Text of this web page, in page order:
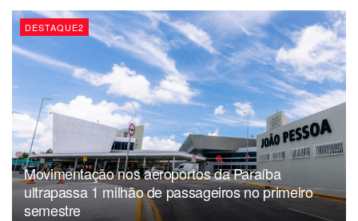
de 8,8 milhões de pessoas poderão sacar os valores, que
somados chegam a R$3,4 bilhões.
Da redação
DESTAQUE2
Movimentação nos aeroportos da Paraíba
ultrapassa 1 milhão de passageiros no primeiro
semestre